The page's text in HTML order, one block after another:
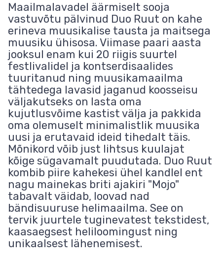
Maailmalavadel äärmiselt sooja
vastuvõtu pälvinud Duo Ruut on kahe
erineva muusikalise tausta ja maitsega
muusiku ühisosa. Viimase paari aasta
jooksul enam kui 20 riigis suurtel
festlivalidel ja kontserdisaalides
tuuritanud ning muusikamaailma
tähtedega lavasid jaganud koosseisu
väljakutseks on lasta oma
kujutlusvõime kastist välja ja pakkida
oma olemuselt minimalistlik muusika
uusi ja erutavaid ideid tihedalt täis.
Mõnikord võib just lihtsus kuulajat
kõige sügavamalt puudutada. Duo Ruut
kombib piire kahekesi ühel kandlel ent
nagu mainekas briti ajakiri "Mojo"
tabavalt väidab, loovad nad
bändisuuruse helimaailma. See on
tervik juurtele tuginevatest tekstidest,
kaasaegsest heliloomingust ning
unikaalsest lähenemisest.